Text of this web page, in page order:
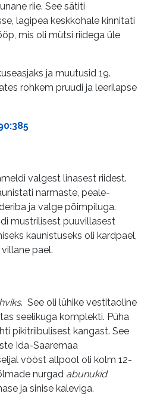
riie. See sätiti
lagipea keskkohale kinnitati
mis oli mütsi riidega üle
ja muutusid 19.
rohkem pruudi ja leerilapse
valgest linasest riidest.
narmaste, peale-
ja valge põimpiluga.
mustrilisest puuvillasest
kaunistuseks oli kardpael,
pael.
. See oli lühike vestitaoline
seelikuga komplekti. Püha
pikitriibulisest kangast. See
Ida-Saaremaa
vööst allpool oli kolm 12-
nurgad abunukid
ja sinise kaleviga.